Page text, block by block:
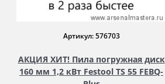
Артикул: 576703
АКЦИЯ ХИТ! Пила погружная диск
160 мм 1,2 кВт Festool TS 55 FEBQ-